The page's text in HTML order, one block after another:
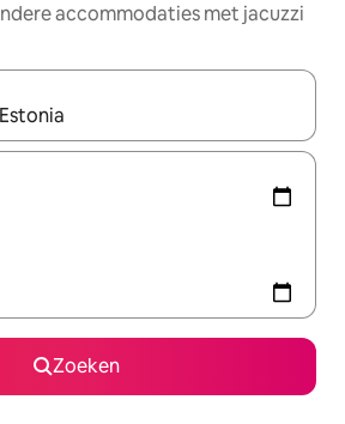
accommodaties met jacuzzi
beschikbaar zijn, maak je een keuze
Zoeken